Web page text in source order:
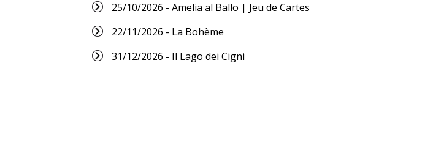
25/10/2026 - Amelia al Ballo | Jeu de Cartes
22/11/2026 - La Bohème
31/12/2026 - Il Lago dei Cigni